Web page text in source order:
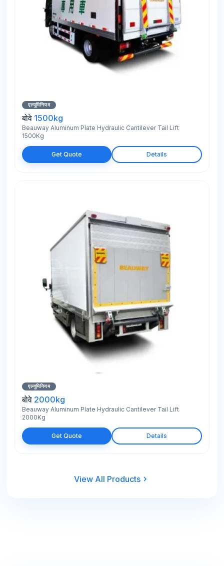
एल्यूमिनियम
बोवे 1500kg
Beauway Aluminum Plate Hydraulic Cantilever Tail Lift
1500Kg
Get Quote Details
एल्यूमिनियम
बोवे 2000kg
Beauway Aluminum Plate Hydraulic Cantilever Tail Lift
2000Kg
Get Quote Details
View All Products